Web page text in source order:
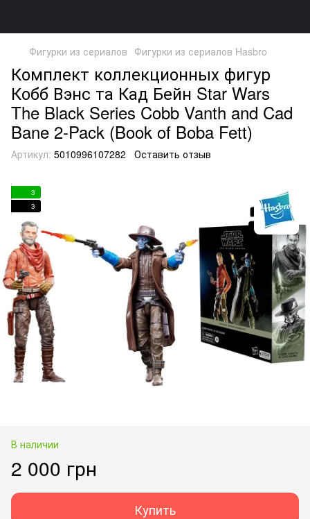
Фигурки из сериалов Фигурки из сериалов Hasbro
Комплект коллекционных фигур
Кобб Вэнс та Кад Бейн Star Wars
The Black Series Cobb Vanth and Cad
Bane 2-Pack (Book of Boba Fett)
Артикул: 5010996107282 Оставить отзыв
3
3
В наличии
2 000 грн
Купить